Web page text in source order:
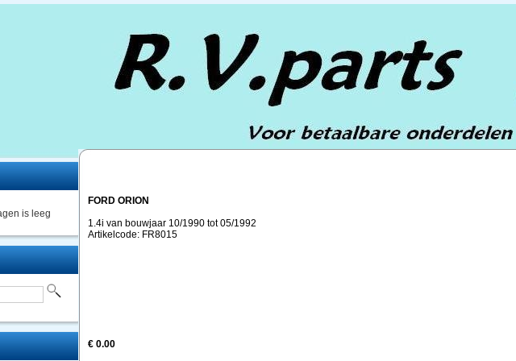
is leeg
FORD ORION
1.4i van bouwjaar 10/1990 tot 05/1992
Artikelcode: FR8015
€ 0.00